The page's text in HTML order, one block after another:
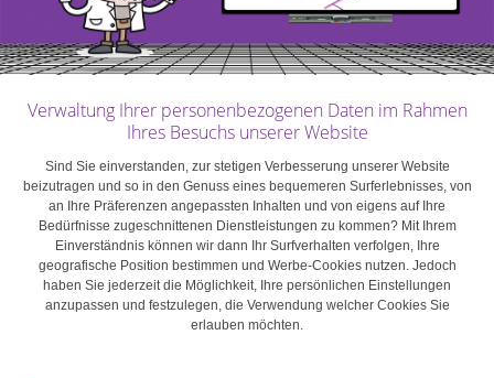
der Zeit schrittweise abbauen, wenn sie sich mit anderen
Möglichkeiten der Vermögensverwendung wohler fühlen.
Auch die Käufer bevorzugen dieses Vorgehen, da es
ihnen die Gewissheit gibt, dass der scheidende
Eigentümer am weiteren Erfolg des Unternehmens
Dies gibt den Gründern Zeit, ihr Anlageportfolio
allmählich auf die Schwerpunktbereiche auszurichten,
an denen sie am meisten Interesse haben, oder ihr
Fachwissen in anderen Sektoren auszubauen. Ein guter
Anlageverwalter – mit Vermögensverwaltungsmandat
Verwaltung Ihrer personenbezogenen Daten im Rahmen
Ihres Besuchs unserer Website
Sind Sie einverstanden, zur stetigen Verbesserung unserer Website
beizutragen und so in den Genuss eines bequemeren Surferlebnisses, von
an Ihre Präferenzen angepassten Inhalten und von eigens auf Ihre
Bedürfnisse zugeschnittenen Dienstleistungen zu kommen? Mit Ihrem
Einverständnis können wir dann Ihr Surfverhalten verfolgen, Ihre
geografische Position bestimmen und Werbe-Cookies nutzen. Jedoch
haben Sie jederzeit die Möglichkeit, Ihre persönlichen Einstellungen
anzupassen und festzulegen, die Verwendung welcher Cookies Sie
erlauben möchten.